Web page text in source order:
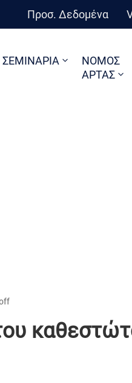
Προσ. Δεδομένα
ΣΕΜΙΝΑΡΙΑ
ΝΟΜΟΣ
ΑΡΤΑΣ